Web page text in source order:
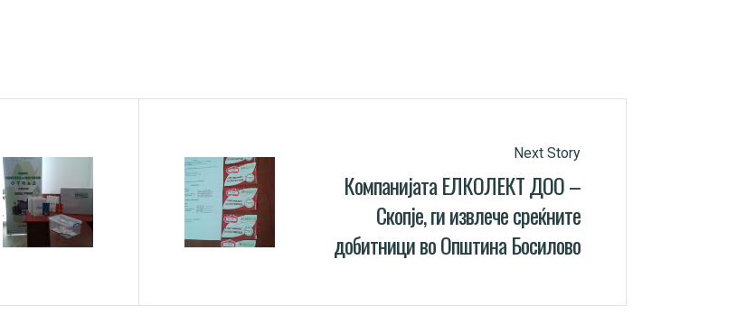
Next Story
Компанијата ЕЛКОЛЕКТ ДОО –
Скопје, ги извлече среќните
добитници во Општина Босилово